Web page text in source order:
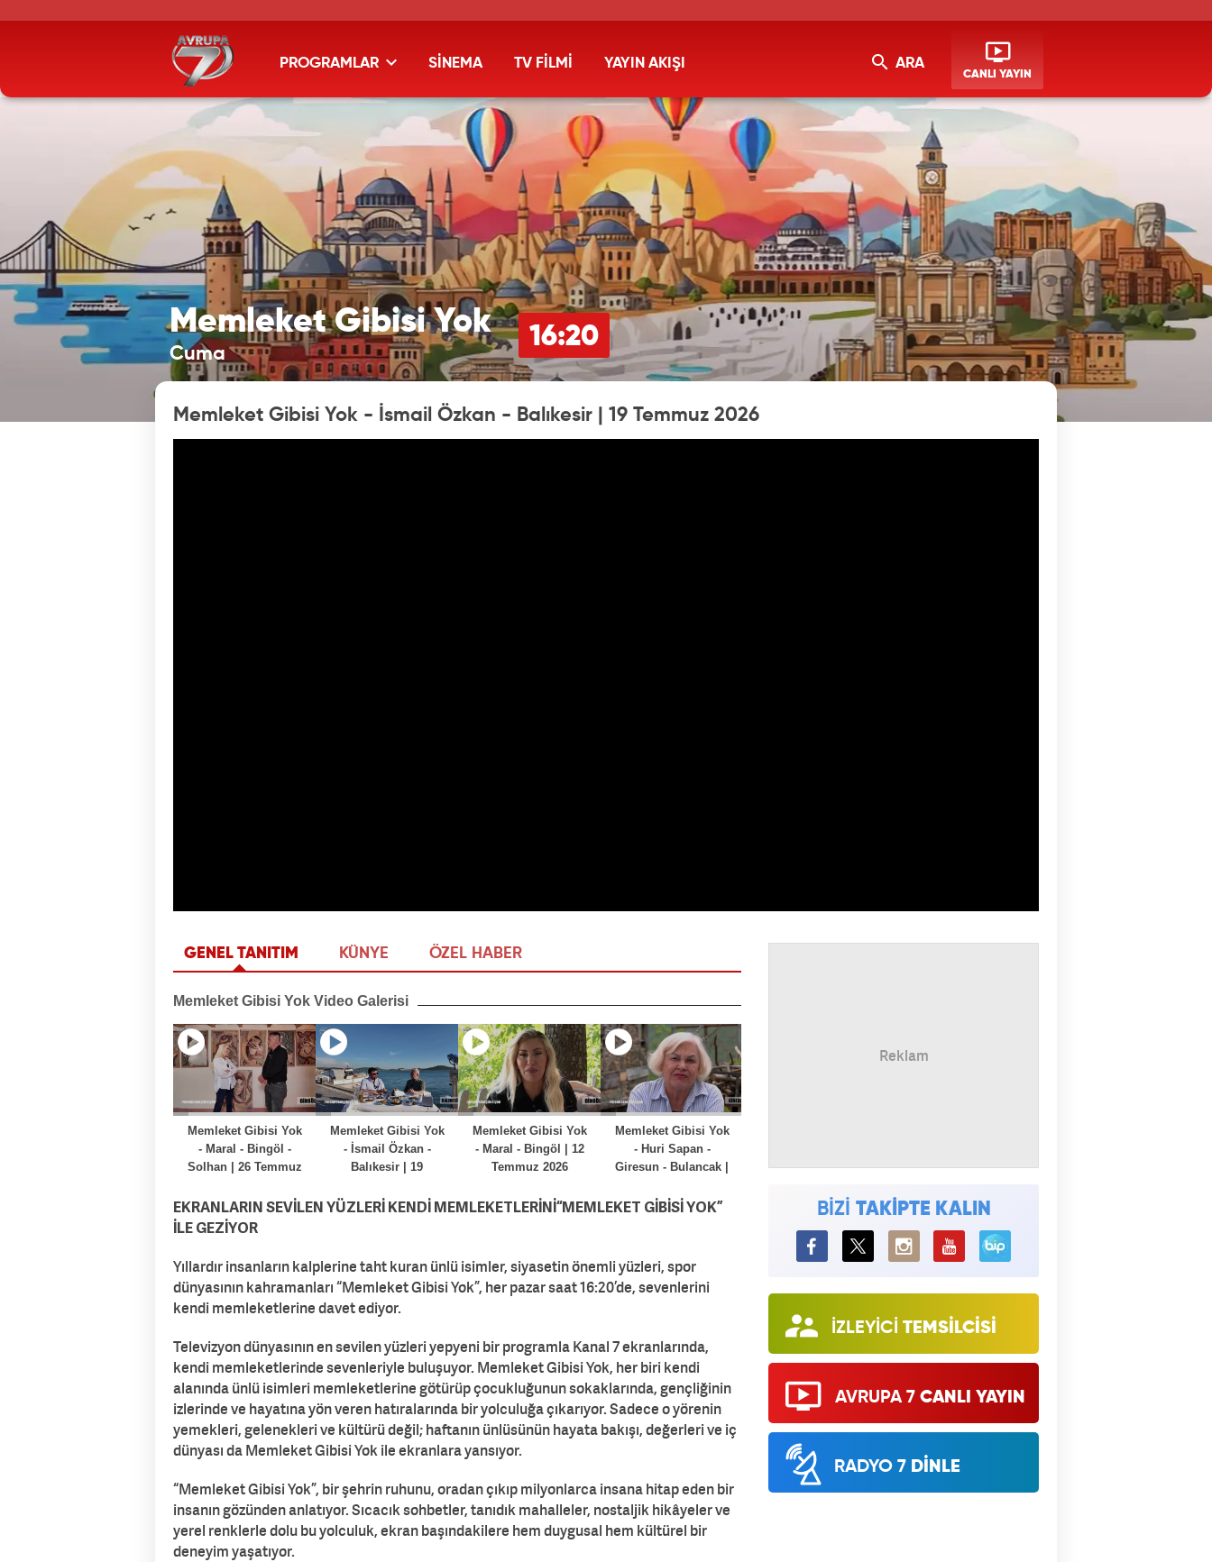
PROGRAMLAR SİNEMA TV FİLMİ YAYIN AKIŞI ARA
CANLI YAYIN
Memleket Gibisi Yok
Cuma
16:20
Memleket Gibisi Yok - İsmail Özkan - Balıkesir | 19 Temmuz 2026
GENEL TANITIM KÜNYE ÖZEL HABER
EKRANLARIN SEVİLEN YÜZLERİ KENDİ MEMLEKETLERİNİ“MEMLEKET GİBİSİ YOK”
İLE GEZİYOR
Yıllardır insanların kalplerine taht kuran ünlü isimler, siyasetin önemli yüzleri, spor
dünyasının kahramanları “Memleket Gibisi Yok”, her pazar saat 16:20’de, sevenlerini
kendi memleketlerine davet ediyor.
Televizyon dünyasının en sevilen yüzleri yepyeni bir programla Kanal 7 ekranlarında,
kendi memleketlerinde sevenleriyle buluşuyor. Memleket Gibisi Yok, her biri kendi
alanında ünlü isimleri memleketlerine götürüp çocukluğunun sokaklarında, gençliğinin
izlerinde ve hayatına yön veren hatıralarında bir yolculuğa çıkarıyor. Sadece o yörenin
yemekleri, gelenekleri ve kültürü değil; haftanın ünlüsünün hayata bakışı, değerleri ve iç
dünyası da Memleket Gibisi Yok ile ekranlara yansıyor.
“Memleket Gibisi Yok”, bir şehrin ruhunu, oradan çıkıp milyonlarca insana hitap eden bir
insanın gözünden anlatıyor. Sıcacık sohbetler, tanıdık mahalleler, nostaljik hikâyeler ve
yerel renklerle dolu bu yolculuk, ekran başındakilere hem duygusal hem kültürel bir
deneyim yaşatıyor.
BİZİ TAKİPTE KALIN
BiP
İZLEYİCİ TEMSİLCİSİ
AVRUPA 7 CANLI YAYIN
RADYO 7 DİNLE